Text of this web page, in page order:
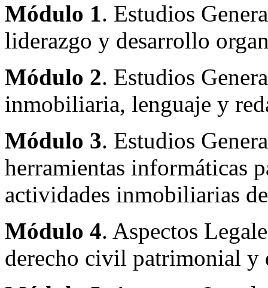
Módulo 1. Estudios
liderazgo y desarrollo
Módulo 2. Estudios
inmobiliaria, lenguaje y
Módulo 3. Estudios
herramientas informáticas
actividades inmobiliarias
Módulo 4. Aspectos
derecho civil patrimonial y